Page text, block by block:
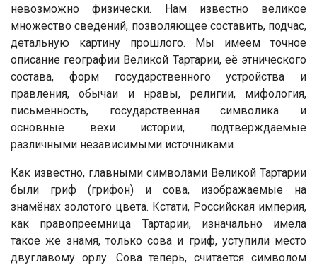
невозможно физически. Нам известно великое
множество сведений, позволяющее составить, подчас,
детальную картину прошлого. Мы имеем точное
описание географии Великой Тартарии, её этнического
состава, форм государственного устройства и
правления, обычаи и нравы, религии, мифология,
письменность, государственная символика и
основные вехи истории, подтверждаемые
различными независимыми источниками.
Как известно, главными символами Великой Тартарии
были гриф (грифон) и сова, изображаемые на
знамёнах золотого цвета. Кстати, Российская империя,
как правопреемница Тартарии, изначально имела
такое же знамя, только сова и гриф, уступили место
двуглавому орлу. Сова теперь, считается символом